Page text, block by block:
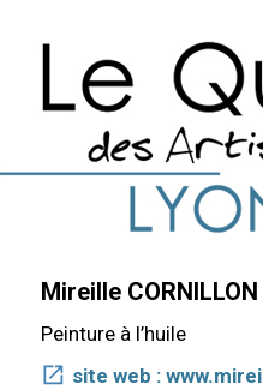
Mireille CORNILLON
Peinture à l’huile
site web :